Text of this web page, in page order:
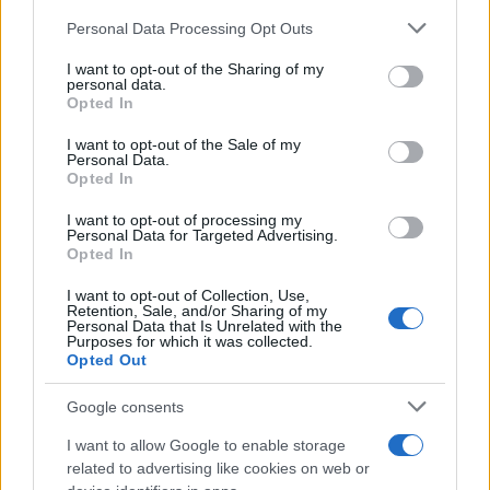
Please note that this website/app uses one or more Google
not limited to your visit or usage behaviour. You may click to
grant or deny consent to Google and its third-party tags to
use your data for below specified purposes in below Google
consent section.
Personal Data Processing Opt Outs
I want to opt-out of the Sharing of my
personal data.
Opted In
I want to opt-out of the Sale of my
Personal Data.
Opted In
I want to opt-out of processing my
Personal Data for Targeted Advertising.
Opted In
I want to opt-out of Collection, Use,
Retention, Sale, and/or Sharing of my
Personal Data that Is Unrelated with the
Purposes for which it was collected.
Opted Out
Google consents
I want to allow Google to enable storage
related to advertising like cookies on web or
Η συλλογή θα περιλαμβάνει, φυσικά, μια
«αναδημιουργία» του original
Bombliss, το multiplayerTetris Battle Gaiden , το
και άλλα. Υπάρχει επίσης ένα νέο Tetris, που
ονομάζεται Tetris Time Warp
, το οποίο ταιριάζει
απόλυτα με το αναδρομικό στοιχείο της συλλογής,
επιτρέποντάς σας να εναλλάσσεστε μεταξύ
διαφορετικών εποχών παιχνιδιού και οπτικής
απεικόνισης. Υποστηρίζει επίσης co-op μέχρι και
Το πακέτο περιλαμβάνει επίσης 90 λεπτά νέου βίντεο-